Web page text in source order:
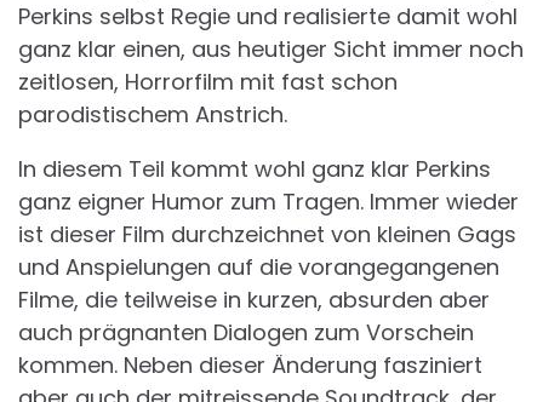
Perkins selbst Regie und realisierte damit wohl
ganz klar einen, aus heutiger Sicht immer noch
zeitlosen, Horrorfilm mit fast schon
parodistischem Anstrich.
In diesem Teil kommt wohl ganz klar Perkins
ganz eigner Humor zum Tragen. Immer wieder
ist dieser Film durchzeichnet von kleinen Gags
und Anspielungen auf die vorangegangenen
Filme, die teilweise in kurzen, absurden aber
auch prägnanten Dialogen zum Vorschein
kommen. Neben dieser Änderung fasziniert